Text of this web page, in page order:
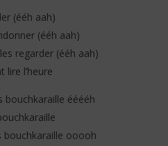
(ééh aah)
(ééh aah)
regarder (ééh aah)
lire l’heure
bouchkaraille ééééh
bouchkaraille ooooh